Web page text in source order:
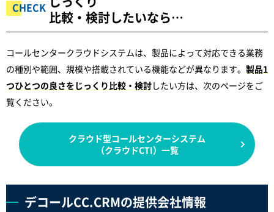
比較・検討したいなら…
コールセンタークラウドシステムは、製品によって対応できる業務
の種別や範囲、規模や搭載されている機能などが異なります。 製品1
つひとつの良さをじっくり比較・検討したい方は、次のページをご
覧ください。
クラウド型コールセンターシステム
（クラウドCTI）一覧
デコールCC.CRMの提供会社情報